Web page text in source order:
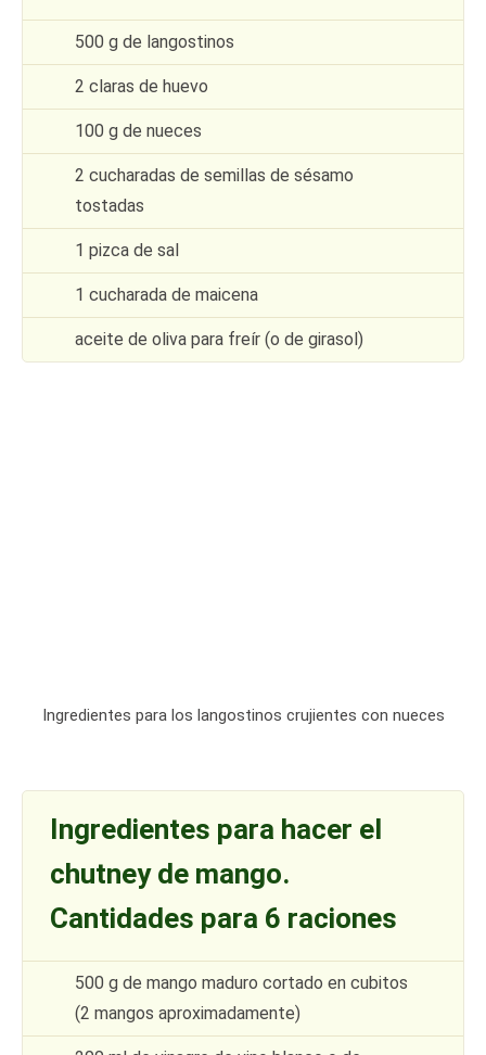
500 g de langostinos
2 claras de huevo
100 g de nueces
2 cucharadas de semillas de sésamo
tostadas
1 pizca de sal
1 cucharada de maicena
aceite de oliva para freír (o de girasol)
Ingredientes para los langostinos crujientes con nueces
Ingredientes para hacer el
chutney de mango.
Cantidades para 6 raciones
500 g de mango maduro cortado en cubitos
(2 mangos aproximadamente)